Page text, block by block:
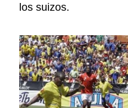
los suizos.